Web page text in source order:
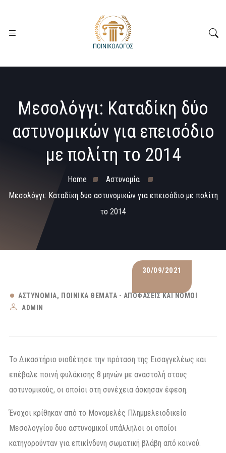
Μεσολόγγι: Καταδίκη δύο
αστυνομικών για επεισόδιο
με πολίτη το 2014
Home
Αστυνομία
Μεσολόγγι: Καταδίκη δύο αστυνομικών για επεισόδιο με πολίτη
το 2014
30/09/2021
ΑΣΤΥΝΟΜΊΑ
ΠΟΙΝΙΚΆ ΘΈΜΑΤΑ - ΑΠΟΦΆΣΕΙΣ ΚΑΙ ΝΌΜΟΙ
ADMIN
Το Δικαστήριο υιοθέτησε την πρόταση της Εισαγγελέως και
επέβαλε ποινή φυλάκισης 8 μηνών με αναστολή στους
αστυνομικούς, οι οποίοι στη συνέχεια άσκησαν έφεση.
Ένοχοι κρίθηκαν από το Μονομελές Πλημμελειοδικείο
Μεσολογγίου δυο αστυνομικοί υπάλληλοι οι οποίοι
κατηγορούνταν για επικίνδυνη σωματική βλάβη από κοινού.